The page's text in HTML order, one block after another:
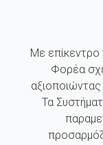
Με επίκεντρο
Φορέα
Τα